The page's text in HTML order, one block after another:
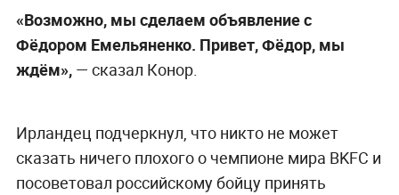
«Возможно, мы сделаем объявление с
Фёдором Емельяненко. Привет, Фёдор, мы
ждём»,— сказал Конор.
Ирландец подчеркнул, что никто не может
сказать ничего плохого о чемпионе мира BKFC и
посоветовал российскому бойцу принять